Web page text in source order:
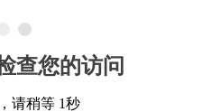
查您的访问
请稍等 1秒